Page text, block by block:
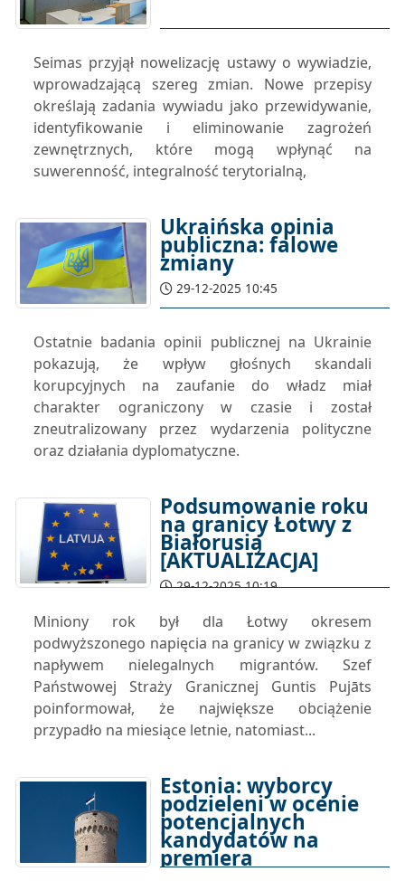
Seimas przyjął nowelizację ustawy o wywiadzie,
wprowadzającą szereg zmian. Nowe przepisy
określają zadania wywiadu jako przewidywanie,
identyfikowanie i eliminowanie zagrożeń
zewnętrznych, które mogą wpłynąć na
suwerenność, integralność terytorialną,
Ukraińska opinia
publiczna: falowe
zmiany
29-12-2025 10:45
Ostatnie badania opinii publicznej na Ukrainie
pokazują, że wpływ głośnych skandali
korupcyjnych na zaufanie do władz miał
charakter ograniczony w czasie i został
zneutralizowany przez wydarzenia polityczne
oraz działania dyplomatyczne.
Podsumowanie roku
na granicy Łotwy z
Białorusią
[AKTUALIZACJA]
29-12-2025 10:19
Miniony rok był dla Łotwy okresem
podwyższonego napięcia na granicy w związku z
napływem nielegalnych migrantów. Szef
Państwowej Straży Granicznej Guntis Pujāts
poinformował, że największe obciążenie
przypadło na miesiące letnie, natomiast...
Estonia: wyborcy
podzieleni w ocenie
potencjalnych
kandydatów na
premiera